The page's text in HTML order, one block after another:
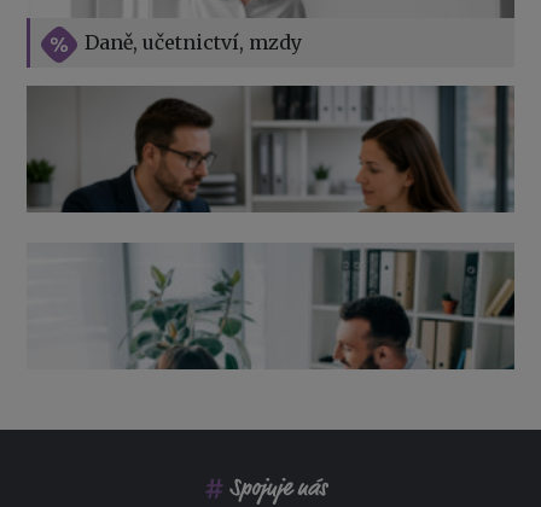
Daně, učetnictví, mzdy
Vše o překážkách v práci na straně zaměstnavatele
Výpověď ze zdravotních důvodů 2026 – průvodce pro
zaměstnavatele